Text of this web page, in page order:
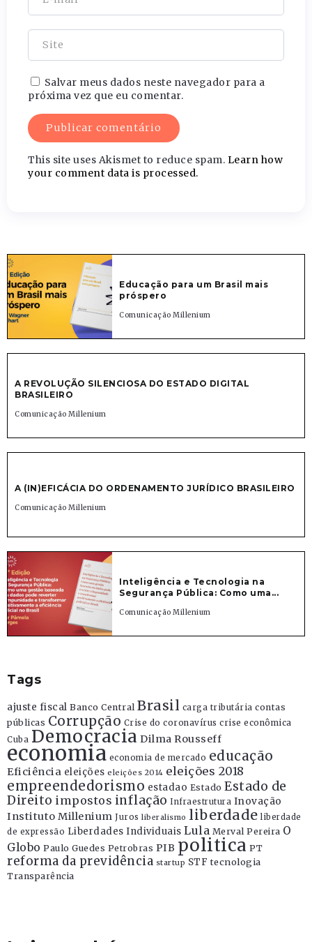
Salvar meus dados neste navegador para a
próxima vez que eu comentar.
This site uses Akismet to reduce spam. Learn how
your comment data is processed.
Educação para um Brasil mais
próspero
Comunicação Millenium
A REVOLUÇÃO SILENCIOSA DO ESTADO DIGITAL
BRASILEIRO
Comunicação Millenium
A (IN)EFICÁCIA DO ORDENAMENTO JURÍDICO BRASILEIRO
Comunicação Millenium
Inteligência e Tecnologia na
Segurança Pública: Como uma...
Comunicação Millenium
Tags
ajuste fiscal Banco Central Brasil carga tributária contas
públicas Corrupção Crise do coronavírus crise econômica
Cuba Democracia Dilma Rousseff
economia economia de mercado educação
Eficiência eleições eleições 2014 eleições 2018
empreendedorismo estadao Estado Estado de
Direito impostos inflação Infraestrutura Inovação
Instituto Millenium Juros liberalismo liberdade liberdade
de expressão Liberdades Individuais Lula Merval Pereira O
Globo Paulo Guedes Petrobras PIB politica PT
reforma da previdência startup STF tecnologia
Transparência